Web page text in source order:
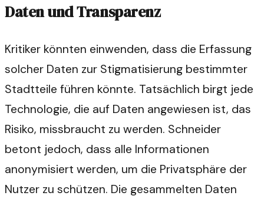
Daten und Transparenz
Kritiker könnten einwenden, dass die Erfassung
solcher Daten zur Stigmatisierung bestimmter
Stadtteile führen könnte. Tatsächlich birgt jede
Technologie, die auf Daten angewiesen ist, das
Risiko, missbraucht zu werden. Schneider
betont jedoch, dass alle Informationen
anonymisiert werden, um die Privatsphäre der
Nutzer zu schützen. Die gesammelten Daten